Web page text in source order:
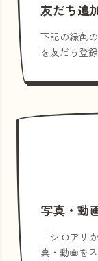
友だち追
下記の緑色
を友だち登録
写真・動
「シロアリ
真・動画を